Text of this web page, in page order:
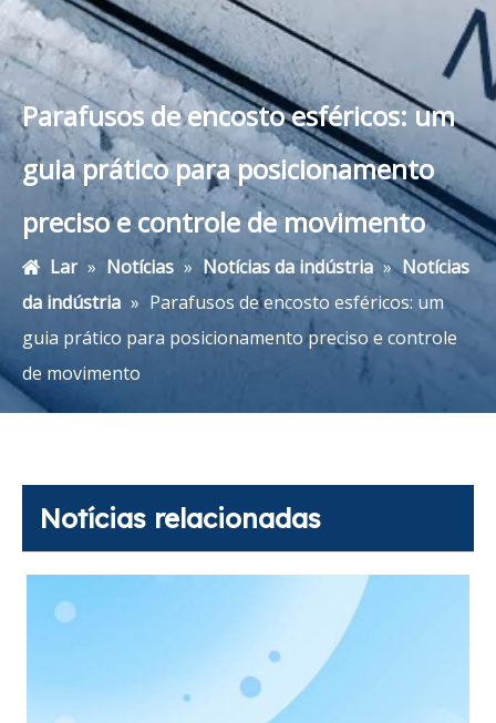
Parafusos de encosto esféricos: um
guia prático para posicionamento
preciso e controle de movimento
Lar » Notícias » Notícias da indústria » Notícias
da indústria » Parafusos de encosto esféricos: um
guia prático para posicionamento preciso e controle
de movimento
Notícias relacionadas